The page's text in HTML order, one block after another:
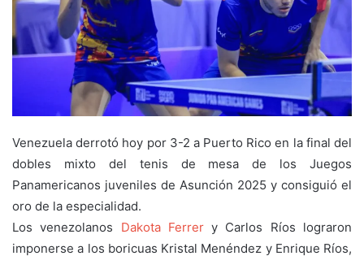
Venezuela derrotó hoy por 3-2 a Puerto Rico en la final del
dobles mixto del tenis de mesa de los Juegos
Panamericanos juveniles de Asunción 2025 y consiguió el
oro de la especialidad.
Los venezolanos Dakota Ferrery Carlos Ríos lograron
imponerse a los boricuas Kristal Menéndez y Enrique Ríos,